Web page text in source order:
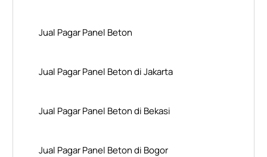
Jual Pagar Panel Beton
Jual Pagar Panel Beton di Jakarta
Jual Pagar Panel Beton di Bekasi
Jual Pagar Panel Beton di Bogor